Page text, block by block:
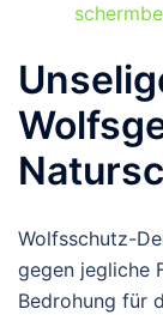
Wolfsschutz-
gegen jegliche
Bedrohung für